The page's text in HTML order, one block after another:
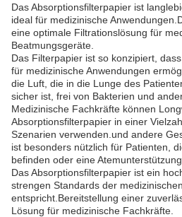
Das Absorptionsfilterpapier ist
ideal für medizinische
eine optimale Filtrationslösung für
Beatmungsgeräte.
Das Filterpapier ist so konzipiert,
für medizinische Anwendungen
die Luft, die in die Lunge des
sicher ist, frei von Bakterien und
Medizinische Fachkräfte können
Absorptionsfilterpapier in einer
Szenarien verwenden.und andere
ist besonders nützlich für Patienten,
befinden oder eine
Das Absorptionsfilterpapier ist ein
strengen Standards der
entspricht.Bereitstellung einer
Lösung für medizinische Fachkräfte.